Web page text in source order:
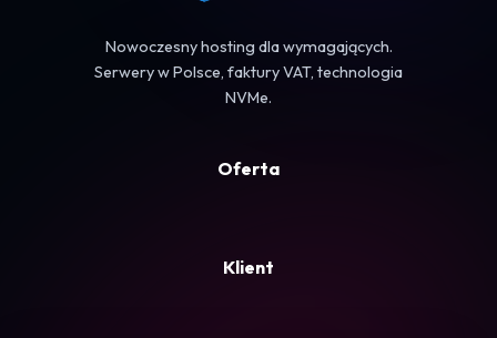
Nowoczesny hosting dla wymagających.
Serwery w Polsce, faktury VAT, technologia
NVMe.
Oferta
Klient